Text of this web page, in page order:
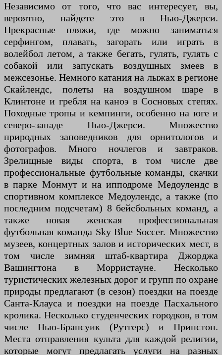
Независимо от того, что вас интересует, вы,
вероятно, найдете это в Нью-Джерси.
Прекрасные пляжи, где можно заниматься
серфингом, плавать, загорать или играть в
волейбол летом, а также бегать, гулять, гулять с
собакой или запускать воздушных змеев в
межсезонье. Немного катания на лыжах в регионе
Скайлендс, полеты на воздушном шаре в
Клинтоне и гребля на каноэ в Сосновых степях.
Походные тропы и кемпинги, особенно на юге и
северо-западе Нью-Джерси. Множество
природных заповедников для орнитологов и
фотографов. Много ночлегов и завтраков.
Зрелищные виды спорта, в том числе две
профессиональные футбольные команды, скачки
в парке Монмут и на ипподроме Медоулендс в
спортивном комплексе Медоулендс, а также (по
последним подсчетам) 8 бейсбольных команд, а
также новая женская профессиональная
футбольная команда Sky Blue Soccer. Множество
музеев, концертных залов и исторических мест, в
том числе зимняя штаб-квартира Джорджа
Вашингтона в Морристауне. Несколько
туристических железных дорог и групп по охране
природы предлагают (в сезон) поездки на поезде
Санта-Клауса и поездки на поезде Пасхального
кролика. Несколько студенческих городков, в том
числе Нью-Брансуик (Рутгерс) и Принстон.
Места отправления культа для каждой религии,
которые могут предлагать услуги на разных